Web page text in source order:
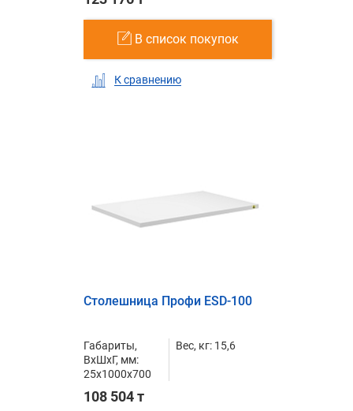
В список покупок
К сравнению
Столешница Профи ESD-100
Габариты,
ВxШxГ, мм:
25x1000x700
Вес, кг: 15,6
108 504 т